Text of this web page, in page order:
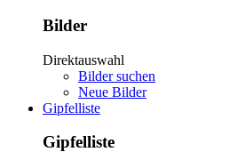
Bilder
Direktauswahl
Bilder suchen
Neue Bilder
Gipfelliste
Gipfelliste